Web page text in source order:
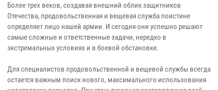
Более трех веков, создавая внешний облик защитников
Отечества, продовольственная и вещевая служба поистине
определяет лицо нашей армии. И сегодня они успешно решают
самые сложные и ответственные задачи, нередко в
экстремальных условиях и в боевой обстановке.
Для специалистов продовольственной и вещевой службы всегда
остается важным поиск нового, максимального использования